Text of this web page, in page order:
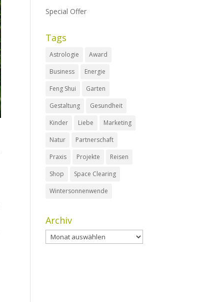
Special Offer
Tags
Astrologie
Award
Business
Energie
Feng Shui
Garten
Gestaltung
Gesundheit
Kinder
Liebe
Marketing
Natur
Partnerschaft
Praxis
Projekte
Reisen
Shop
Space Clearing
Wintersonnenwende
Archiv
Archiv